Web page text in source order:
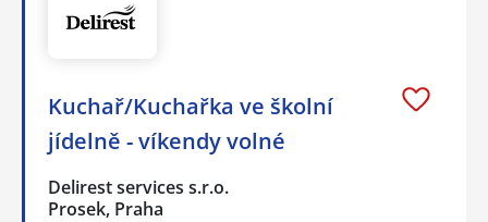
Kuchař/Kuchařka ve školní
jídelně - víkendy volné
Delirest services s.r.o.
Prosek, Praha